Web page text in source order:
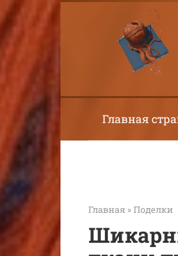
Перейти
к
контенту
Главная
Главная »Поделки